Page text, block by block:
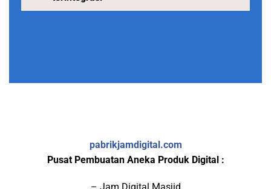
pabrikjamdigital.com
Pusat Pembuatan Aneka Produk Digital :